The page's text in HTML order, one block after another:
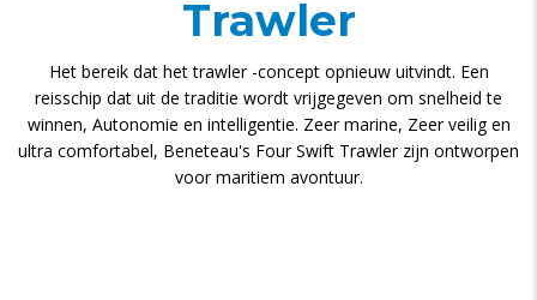
Trawler
Het bereik dat het trawler -concept opnieuw uitvindt. Een
reisschip dat uit de traditie wordt vrijgegeven om snelheid te
winnen, Autonomie en intelligentie. Zeer marine, Zeer veilig en
ultra comfortabel, Beneteau's Four Swift Trawler zijn ontworpen
voor maritiem avontuur.